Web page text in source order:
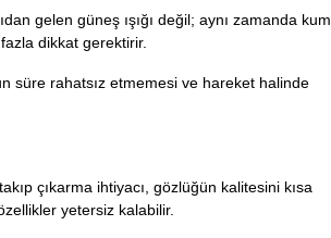
gelen güneş ışığı değil; aynı zamanda kum,
dikkat gerektirir.
süre rahatsız etmemesi ve hareket halinde
çıkarma ihtiyacı, gözlüğün kalitesini kısa
yetersiz kalabilir.